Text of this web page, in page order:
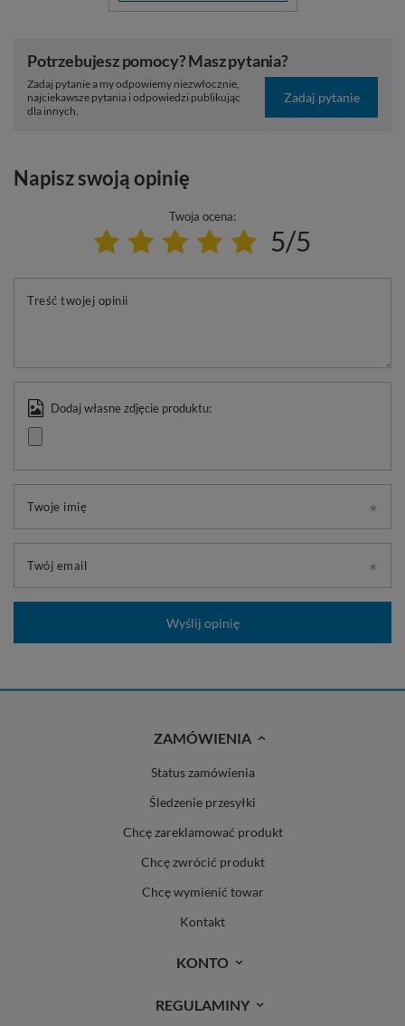
Potrzebujesz pomocy? Masz pytania?
Zadaj pytanie a my odpowiemy niezwłocznie,
najciekawsze pytania i odpowiedzi publikując
dla innych.
Zadaj pytanie
Napisz swoją opinię
Twoja ocena:
5/5
Treść twojej opinii
Dodaj własne zdjęcie produktu:
Twoje imię
Twój email
Wyślij opinię
ZAMÓWIENIA
Status zamówienia
Śledzenie przesyłki
Chcę zareklamować produkt
Chcę zwrócić produkt
Chcę wymienić towar
Kontakt
KONTO
REGULAMINY